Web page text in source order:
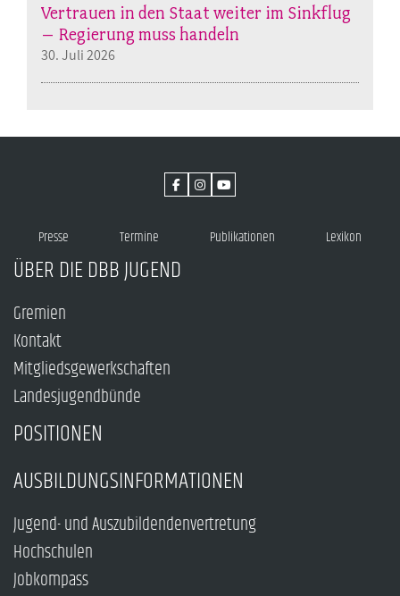
Vertrauen in den Staat weiter im Sinkflug
– Regierung muss handeln
30. Juli 2026
Presse Termine Publikationen Lexikon
ÜBER DIE DBB JUGEND
Gremien
Kontakt
Mitgliedsgewerkschaften
Landesjugendbünde
POSITIONEN
AUSBILDUNGSINFORMATIONEN
Jugend- und Auszubildendenvertretung
Hochschulen
Jobkompass